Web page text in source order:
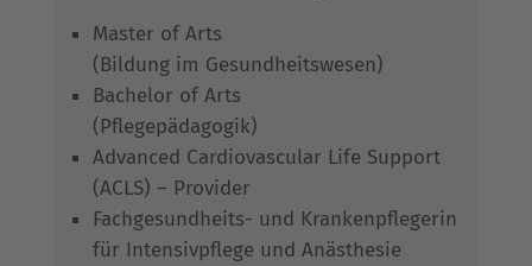
Master of Arts
(Bildung im Gesundheitswesen)
Bachelor of Arts
(Pflegepädagogik)
Advanced Cardiovascular Life Support
(ACLS) – Provider
Fachgesundheits- und Krankenpflegerin
für Intensivpflege und Anästhesie